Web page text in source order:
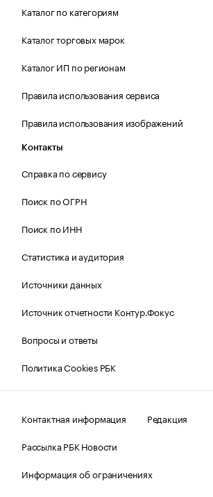
Каталог по категориям
Каталог торговых марок
Каталог ИП по регионам
Правила использования сервиса
Правила использования изображений
Контакты
Справка по сервису
Поиск по ОГРН
Поиск по ИНН
Статистика и аудитория
Источники данных
Источник отчетности Контур.Фокус
Вопросы и ответы
Политика Cookies РБК
Контактная информация
Редакция
Рассылка РБК Новости
Информация об ограничениях